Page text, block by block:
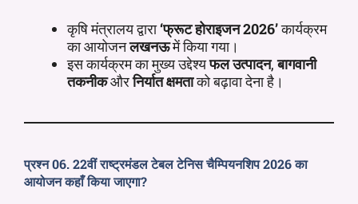
कृषि मंत्रालय द्वारा‘फ्रूट होराइजन 2026’कार्यक्रम
का आयोजनलखनऊमें किया गया।
इस कार्यक्रम का मुख्य उद्देश्यफल उत्पादन,बागवानी
तकनीकऔरनिर्यात क्षमताको बढ़ावा देना है।
प्रश्न 06. 22वीं राष्ट्रमंडल टेबल टेनिस चैम्पियनशिप 2026 का
आयोजन कहाँ किया जाएगा?